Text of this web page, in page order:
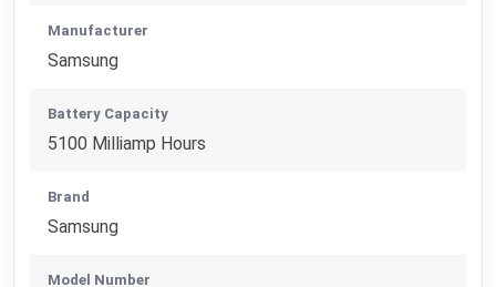
Manufacturer
Samsung
Battery Capacity
5100 Milliamp Hours
Brand
Samsung
Model Number